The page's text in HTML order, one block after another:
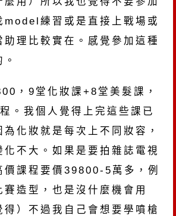
model練習或是直接上戰場或
助理比較實在。感覺參加這種
，9堂化妝課+8堂美髮課，
。我個人覺得上完這些課已
化妝就是每次上不同妝容，
化不大。如果是要拍雜誌電視
價課程要價39800-5萬多，例
造型，也是沒什麼機會用
得）不過我自己會想要學噴槍